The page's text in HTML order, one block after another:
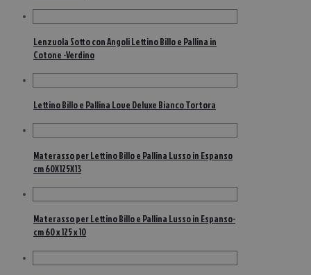
Lenzuola Sotto con Angoli Lettino Billo e Pallina in
Cotone -Verdino
Lettino Billo e Pallina Love Deluxe Bianco Tortora
Materasso per Lettino Billo e Pallina Lusso in Espanso
cm 60X125X13
Materasso per Lettino Billo e Pallina Lusso in Espanso-
cm 60 x 125 x 10